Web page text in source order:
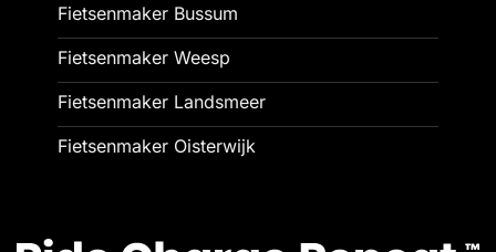
Fietsenmaker Bussum
Fietsenmaker Weesp
Fietsenmaker Landsmeer
Fietsenmaker Oisterwijk